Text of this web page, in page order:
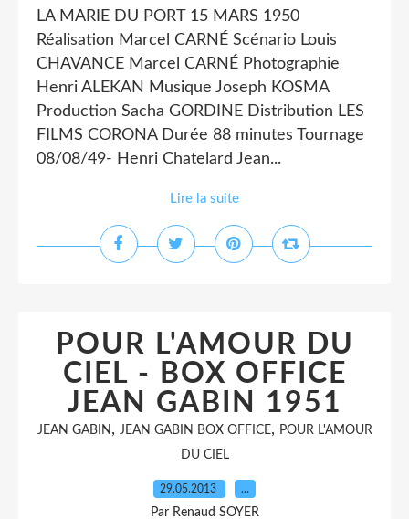
LA MARIE DU PORT 15 MARS 1950
Réalisation Marcel CARNÉ Scénario Louis
CHAVANCE Marcel CARNÉ Photographie
Henri ALEKAN Musique Joseph KOSMA
Production Sacha GORDINE Distribution LES
FILMS CORONA Durée 88 minutes Tournage
08/08/49- Henri Chatelard Jean...
Lire la suite
POUR L'AMOUR DU
CIEL - BOX OFFICE
JEAN GABIN 1951
JEAN GABIN , JEAN GABIN BOX OFFICE, POUR L'AMOUR
DU CIEL
29.05.2013 …
Par Renaud SOYER